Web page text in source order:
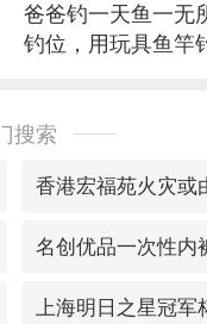
爸爸钓一天鱼一无
钓位，用玩具鱼竿
搜索
香港宏福苑火灾或
名创优品一次性内
上海明日之星冠军